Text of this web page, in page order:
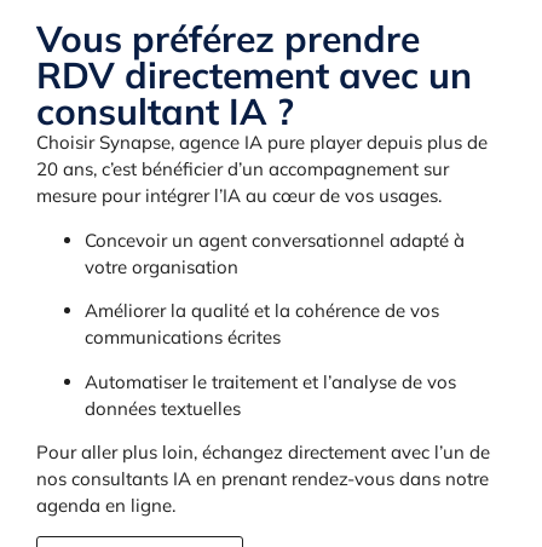
Vous préférez prendre
RDV directement avec un
consultant IA ?
Choisir Synapse, agence IA pure player depuis plus de
20 ans, c’est bénéficier d’un accompagnement sur
mesure pour intégrer l’IA au cœur de vos usages.
Concevoir un agent conversationnel adapté à
votre organisation
Améliorer la qualité et la cohérence de vos
communications écrites
Automatiser le traitement et l’analyse de vos
données textuelles
Pour aller plus loin, échangez directement avec l’un de
nos consultants IA en prenant rendez-vous dans notre
agenda en ligne.